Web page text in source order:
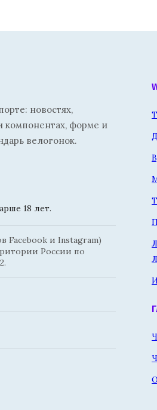
новостях,
компонентах, форме и
велогонок.
18 лет.
Facebook и Instagram)
России по